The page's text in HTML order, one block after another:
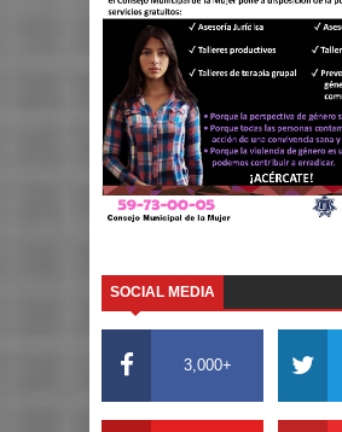
SOCIAL MEDIA
3,000+